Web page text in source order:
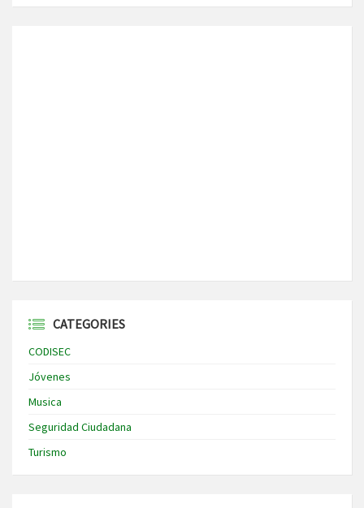
CATEGORIES
CODISEC
Jóvenes
Musica
Seguridad Ciudadana
Turismo